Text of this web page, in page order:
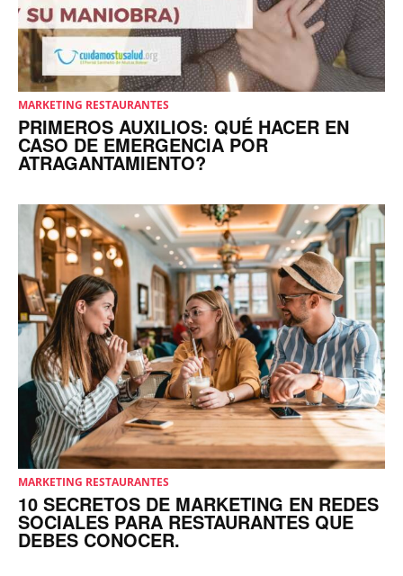
MARKETING RESTAURANTES
PRIMEROS AUXILIOS: QUÉ HACER EN
CASO DE EMERGENCIA POR
ATRAGANTAMIENTO?
MARKETING RESTAURANTES
10 SECRETOS DE MARKETING EN REDES
SOCIALES PARA RESTAURANTES QUE
DEBES CONOCER.